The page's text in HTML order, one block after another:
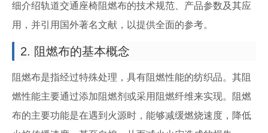
细介绍轨道交通座椅阻燃布的技术规范、产品参数及其应
用，并引用国外著名文献，以提供全面的参考。
2. 阻燃布的基本概念
阻燃布是指经过特殊处理，具有阻燃性能的纺织品。其阻
燃性能主要通过添加阻燃剂或采用阻燃纤维来实现。阻燃
布的主要功能是在遇到火源时，能够减缓燃烧速度，降低